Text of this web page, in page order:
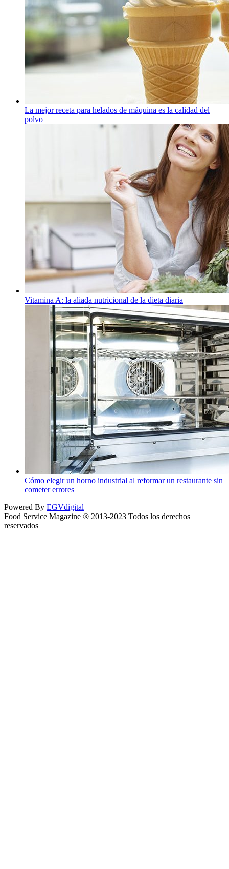
La mejor receta para helados de máquina es la calidad del
polvo
Vitamina A: la aliada nutricional de la dieta diaria
Cómo elegir un horno industrial al reformar un restaurante sin
cometer errores
Powered By EGVdigital
Food Service Magazine ® 2013-2023 Todos los derechos
reservados